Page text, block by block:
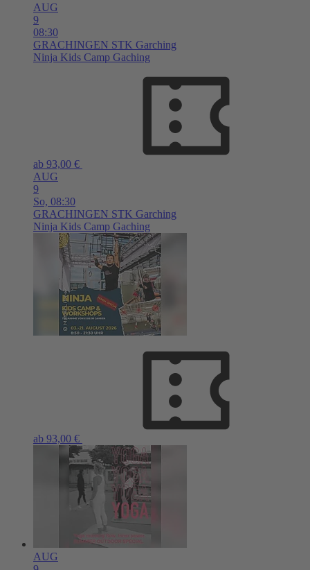
AUG
9
08:30
GRACHINGEN STK Garching
Ninja Kids Camp Gaching
ab 93,00 €
AUG
9
So, 08:30
GRACHINGEN STK Garching
Ninja Kids Camp Gaching
ab 93,00 €
AUG